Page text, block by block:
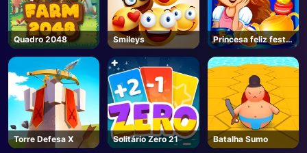
Quadro 2048 Smileys
Princesa feliz festa
de chá cozinhar
Torre Defesa X Solitário Zero 21 Batalha Sumo